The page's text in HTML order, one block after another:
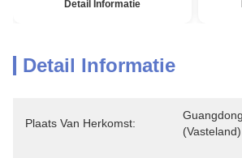
Detail Informatie
Detail Informatie
Plaats Van Herkomst:
(vasteland)